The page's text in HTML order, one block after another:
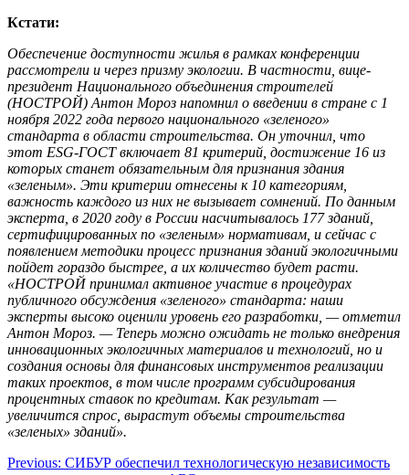
Кстати:
Обеспечение доступности жилья в рамках конференции
рассмотрели и через призму экологии. В частности, вице-
президент Национального объединения строителей
(НОСТРОЙ) Антон Мороз напомнил о введении в стране с 1
ноября 2022 года первого национального «зеленого»
стандарта в области строительства. Он уточнил, что
этот ESG-ГОСТ включает 81 критерий, достижение 16 из
которых станет обязательным для признания здания
«зеленым». Эти критерии отнесены к 10 категориям,
важность каждого из них не вызывает сомнений. По данным
эксперта, в 2020 году в России насчитывалось 177 зданий,
сертифицированных по «зеленым» нормативам, и сейчас с
появлением методики процесс признания зданий экологичными
пойдет гораздо быстрее, а их количество будет расти.
«НОСТРОЙ принимал активное участие в процедурах
публичного обсуждения «зеленого» стандарта: наши
эксперты высоко оценили уровень его разработки, — отметил
Антон Мороз. — Теперь можно ожидать не только внедрения
инновационных экологичных материалов и технологий, но и
создания основы для финансовых инструментов реализации
таких проектов, в том числе программ субсидирования
процентных ставок по кредитам. Как результат —
увеличится спрос, вырастут объемы строительства
«зеленых» зданий».
Навигация
Previous: СИБУР обеспечил технологическую независимость